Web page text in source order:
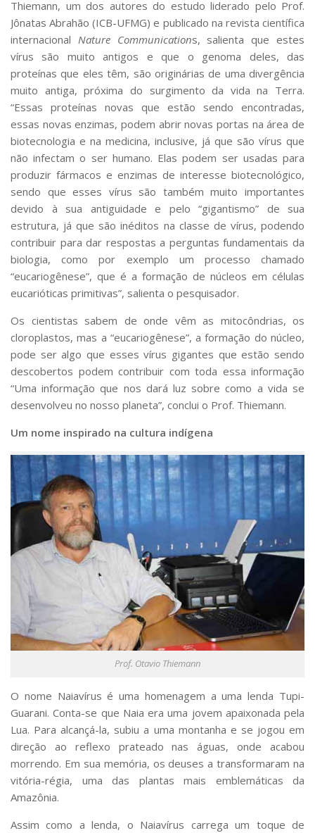
Thiemann, um dos autores do estudo liderado pelo Prof.
Jônatas Abrahão (ICB-UFMG) e publicado na revista científica
internacional Nature Communications, salienta que estes
vírus são muito antigos e que o genoma deles, das
proteínas que eles têm, são originárias de uma divergência
muito antiga, próxima do surgimento da vida na Terra.
“Essas proteínas novas que estão sendo encontradas,
essas novas enzimas, podem abrir novas portas na área de
biotecnologia e na medicina, inclusive, já que são vírus que
não infectam o ser humano. Elas podem ser usadas para
produzir fármacos e enzimas de interesse biotecnológico,
sendo que esses vírus são também muito importantes
devido à sua antiguidade e pelo “gigantismo” de sua
estrutura, já que são inéditos na classe de vírus, podendo
contribuir para dar respostas a perguntas fundamentais da
biologia, como por exemplo um processo chamado
“eucariogênese”, que é a formação de núcleos em células
eucarióticas primitivas”, salienta o pesquisador.
Os cientistas sabem de onde vêm as mitocôndrias, os
cloroplastos, mas a “eucariogênese”, a formação do núcleo,
pode ser algo que esses vírus gigantes que estão sendo
descobertos podem contribuir com toda essa informação
“Uma informação que nos dará luz sobre como a vida se
desenvolveu no nosso planeta”, conclui o Prof. Thiemann.
Um nome inspirado na cultura indígena
Prof. Otavio Thiemann
O nome Naiavírus é uma homenagem a uma lenda Tupi-
Guarani. Conta-se que Naia era uma jovem apaixonada pela
Lua. Para alcançá-la, subiu a uma montanha e se jogou em
direção ao reflexo prateado nas águas, onde acabou
morrendo. Em sua memória, os deuses a transformaram na
vitória-régia, uma das plantas mais emblemáticas da
Amazônia.
Assim como a lenda, o Naiavírus carrega um toque de